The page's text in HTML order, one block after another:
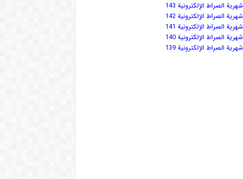
شهریة الصراط الإلكترونية 143
شهریة الصراط الإلكترونية 142
شهریة الصراط الإلكترونية 141
شهریة الصراط الإلكترونية 140
شهریة الصراط الإلكترونية 139